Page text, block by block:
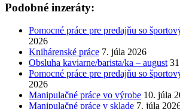
Podobné inzeráty:
Pomocné práce pre predajňu so
2026
Knihárenské práce 7. júla 2026
Obsluha kaviarne/barista/ka – august
Pomocné práce pre predajňu so
2026
Manipulačné práce vo výrobe 10. júla
Manipulačné práce v sklade 7. júla